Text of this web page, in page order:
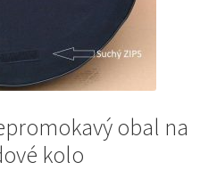
obal na
kolo